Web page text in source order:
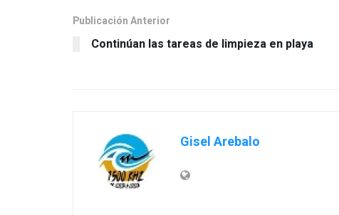
Publicación Anterior
Continúan las tareas de limpieza en playa
Gisel Arebalo